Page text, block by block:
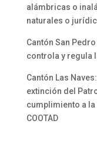
alámbricas o
naturales o
Cantón San
controla y regula
Cantón Las
extinción del
cumplimiento a
COOTAD